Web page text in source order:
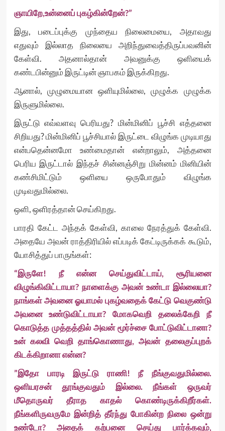
ஞாயிறே,உன்னைப் புகழ்கின்றேன்?”
இது, படைப்புக்கு முந்தைய நிலைமையை, அதாவது
எதுவும் இல்லாத நிலையை அறிந்துவைத்திருப்பவனின்
கேள்வி. அதனால்தான் அவனுக்கு ஒளியைக்
கண்டபின்னும் இருட்டின் ஞாபகம் இருக்கிறது.
ஆனால், முழுமையான ஒளியுமில்லை, முழுக்க முழுக்க
இருளுமில்லை.
இருட்டு எவ்வளவு பெரியது? மின்மினிப் பூச்சி எத்தனை
சிறியது? மின்மினிப் பூச்சியால் இருட்டை விழுங்க முடியாது
என்பதென்னமோ உண்மைதான் என்றாலும், அத்தனை
பெரிய இருட்டால் இந்தச் சின்னஞ்சிறு மின்னம் மினியின்
கண்சிமிட்டும் ஒளியை ஒருபோதும் விழுங்க
முடிவதுமில்லை.
ஒளி, ஒளிரத்தான் செய்கிறது.
பாரதி கேட்ட அந்தக் கேள்வி, காலை நேரத்துக் கேள்வி.
அதையே அவன் ராத்திரியில் எப்படிக் கேட்டிருக்கக் கூடும்,
யோசித்துப் பாருங்கள்:
“இருளே! நீ என்ன செய்துவிட்டாய், சூரியனை
விழுங்கிவிட்டாயா? நாளைக்கு அவன் உண்டா இல்லையா?
நாங்கள் அவனை ஓயாமல் புகழ்வதைக் கேட்டு வெகுண்டு
அவனை உண்டுவிட்டாயா? மோகவெறி தலைக்கேறி நீ
கொடுத்த முத்தத்தில் அவன் மூர்ச்சை போட்டுவிட்டானா?
உன் கலவி வெறி தாங்கொணாது, அவன் தலைகுப்புறக்
கிடக்கிறானா என்ன?
”இதோ பாரடி இருட்டு ராணி! நீ நீங்குவதுமில்லை.
ஒளியரசன் தூங்குவதும் இல்லை. நீங்கள் ஒருவர்
மீதொருவர் தீராத காதல் கொண்டிருக்கிறீர்கள்.
நீங்களிருவருமே இன்றித் தீர்ந்து போகின்ற நிலை ஒன்று
உண்டோ? அதைக் கற்பனை செய்து பார்க்கவும்,